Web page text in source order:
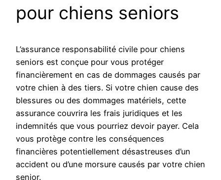
pour chiens seniors
L’assurance responsabilité civile pour chiens
seniors est conçue pour vous protéger
financièrement en cas de dommages causés par
votre chien à des tiers. Si votre chien cause des
blessures ou des dommages matériels, cette
assurance couvrira les frais juridiques et les
indemnités que vous pourriez devoir payer. Cela
vous protège contre les conséquences
financières potentiellement désastreuses d’un
accident ou d’une morsure causés par votre chien
senior.